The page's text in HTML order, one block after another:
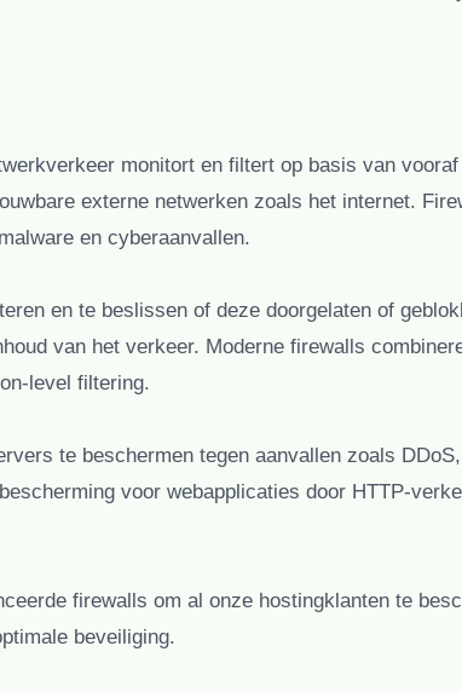
monitort en filtert op basis van
externe netwerken zoals het internet.
en cyberaanvallen.
en te beslissen of deze doorgelaten of
van het verkeer. Moderne firewalls
level filtering.
te beschermen tegen aanvallen zoals
voor webapplicaties door HTTP-
firewalls om al onze hostingklanten te
beveiliging.